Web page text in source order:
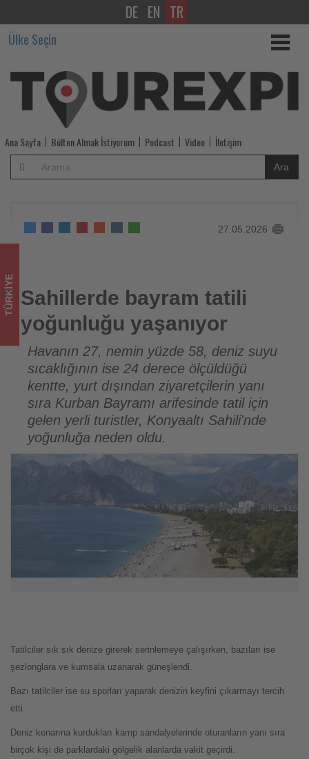
Sahillerde
bayram
tatili
yoğunluğu
yaşanıyor
Tourexpi,
sizler
için
turizmde
olup
bitenleri
takip
ediyor!
DE EN TR
Ülke Seçin
Ana Sayfa Bülten Almak İstiyorum Podcast Video İletişim
Ara
27.05.2026
Sahillerde bayram tatili yoğunluğu yaşanıyor
TÜRKIYE Sahillerde bayram tatili
yoğunluğu yaşanıyor
Havanın 27, nemin yüzde 58, deniz suyu
sıcaklığının ise 24 derece ölçüldüğü
kentte, yurt dışından ziyaretçilerin yanı
sıra Kurban Bayramı arifesinde tatil için
gelen yerli turistler, Konyaaltı Sahili'nde
yoğunluğa neden oldu.
Tatilciler sık sık denize girerek serinlemeye çalışırken, bazıları ise
şezlonglara ve kumsala uzanarak güneşlendi.
Bazı tatilciler ise su sporları yaparak denizin keyfini çıkarmayı tercih
etti.
Deniz kenarına kurdukları kamp sandalyelerinde oturanların yanı sıra
birçok kişi de parklardaki gölgelik alanlarda vakit geçirdi.